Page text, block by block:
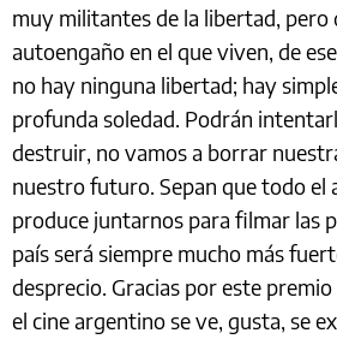
muy militantes de la libertad, pero
autoengaño en el que viven, de
no hay ninguna libertad; hay
profunda soledad. Podrán
destruir, no vamos a borrar
nuestro futuro. Sepan que todo el
produce juntarnos para filmar las
país será siempre mucho más
desprecio. Gracias por este
el cine argentino se ve, gusta, se